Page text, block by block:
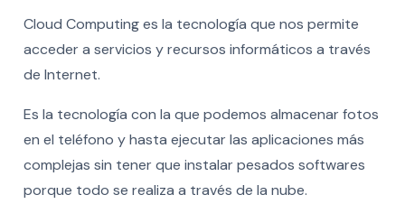
Cloud Computing es la tecnología que nos permite
acceder a servicios y recursos informáticos a través
de Internet.
Es la tecnología con la que podemos almacenar fotos
en el teléfono y hasta ejecutar las aplicaciones más
complejas sin tener que instalar pesados softwares
porque todo se realiza a través de la nube.